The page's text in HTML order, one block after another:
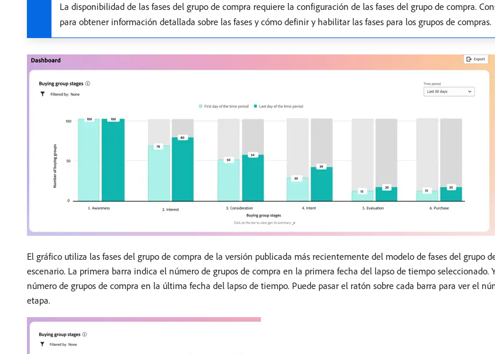
La disponibilidad de las fases del grupo de compra requiere la configuración de las fases del grupo de compra.
para obtener información detallada sobre las fases y cómo definir y habilitar las fases para los grupos de compras.
El gráfico utiliza las fases del grupo de compra de la versión publicada más recientemente del modelo de fases del grupo
escenario. La primera barra indica el número de grupos de compra en la primera fecha del lapso de tiempo seleccionado.
número de grupos de compra en la última fecha del lapso de tiempo. Puede pasar el ratón sobre cada barra para ver el
etapa.